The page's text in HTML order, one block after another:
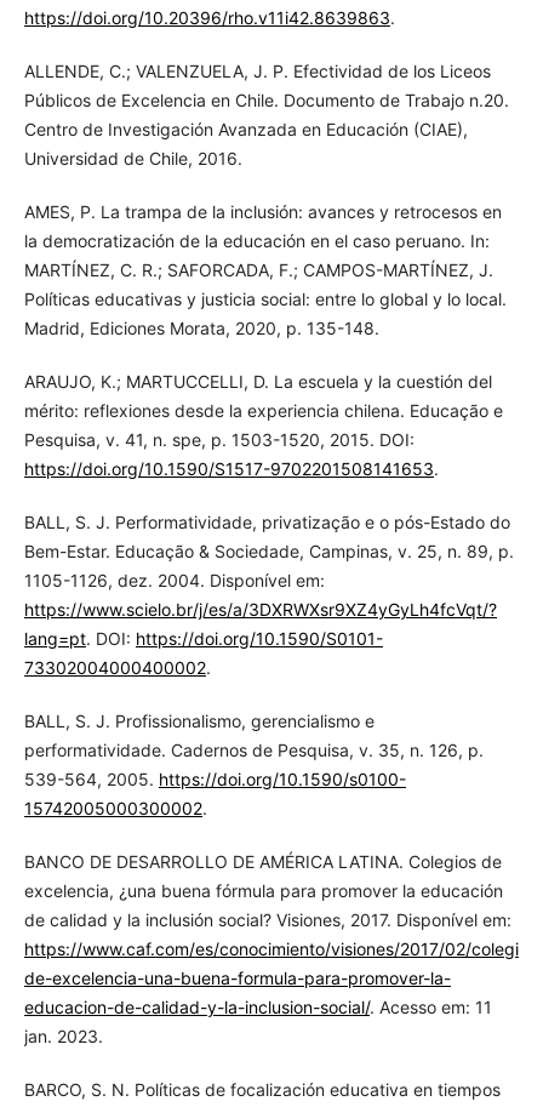
https://doi.org/10.20396/rho.v11i42.8639863.
ALLENDE, C.; VALENZUELA, J. P. Efectividad de los Liceos
Públicos de Excelencia en Chile. Documento de Trabajo n.20.
Centro de Investigación Avanzada en Educación (CIAE),
Universidad de Chile, 2016.
AMES, P. La trampa de la inclusión: avances y retrocesos en
la democratización de la educación en el caso peruano. In:
MARTÍNEZ, C. R.; SAFORCADA, F.; CAMPOS-MARTÍNEZ, J.
Políticas educativas y justicia social: entre lo global y lo local.
Madrid, Ediciones Morata, 2020, p. 135-148.
ARAUJO, K.; MARTUCCELLI, D. La escuela y la cuestión del
mérito: reflexiones desde la experiencia chilena. Educação e
Pesquisa, v. 41, n. spe, p. 1503-1520, 2015. DOI:
https://doi.org/10.1590/S1517-9702201508141653.
BALL, S. J. Performatividade, privatização e o pós-Estado do
Bem-Estar. Educação & Sociedade, Campinas, v. 25, n. 89, p.
1105-1126, dez. 2004. Disponível em:
https://www.scielo.br/j/es/a/3DXRWXsr9XZ4yGyLh4fcVqt/?
lang=pt. DOI: https://doi.org/10.1590/S0101-
73302004000400002.
BALL, S. J. Profissionalismo, gerencialismo e
performatividade. Cadernos de Pesquisa, v. 35, n. 126, p.
539-564, 2005. https://doi.org/10.1590/s0100-
15742005000300002.
BANCO DE DESARROLLO DE AMÉRICA LATINA. Colegios de
excelencia, ¿una buena fórmula para promover la educación
de calidad y la inclusión social? Visiones, 2017. Disponível em:
https://www.caf.com/es/conocimiento/visiones/2017/02/colegios-
de-excelencia-una-buena-formula-para-promover-la-
educacion-de-calidad-y-la-inclusion-social/. Acesso em: 11
jan. 2023.
BARCO, S. N. Políticas de focalización educativa en tiempos